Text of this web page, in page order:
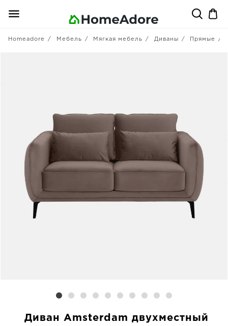
Homeadore Мебель Мягкая мебель Диваны Прямые
Диван Amsterdam двухместный